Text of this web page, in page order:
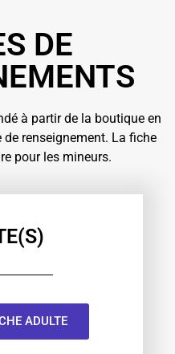
DE
à partir de la boutique en
renseignement. La fiche
pour les mineurs.
ADULTE